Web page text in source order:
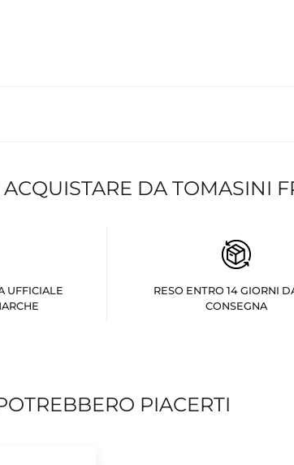
DA TOMASINI
UFFICIALE
RESO ENTRO 14 GIORNI
CONSEGNA
PIACERTI